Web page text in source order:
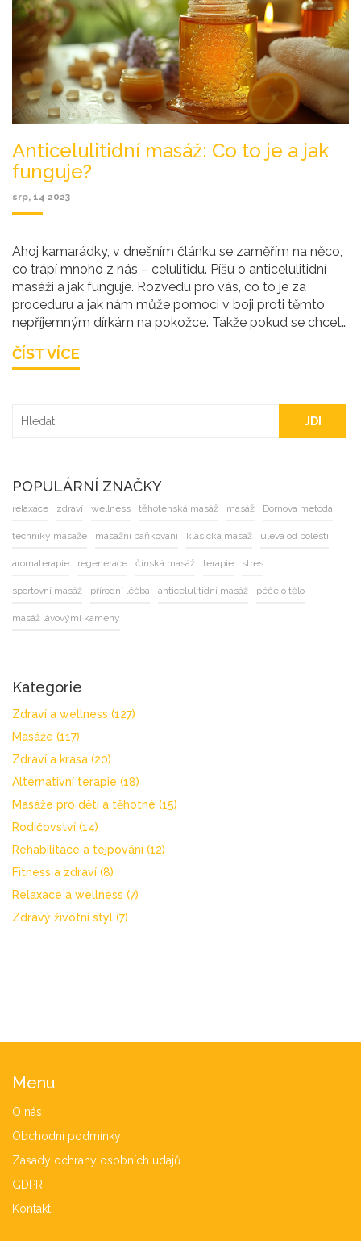
Anticelulitidní masáž: Co to je a jak
funguje?
srp, 14 2023
Ahoj kamarádky, v dnešním článku se zaměřím na něco,
co trápí mnoho z nás – celulitidu. Píšu o anticelulitidní
masáži a jak funguje. Rozvedu pro vás, co to je za
proceduru a jak nám může pomoci v boji proti těmto
nepříjemným dírkám na pokožce. Takže pokud se chcete
se mnou. Ráda s vámi tyto informace sdílím.
ČÍST VÍCE
JDI
POPULÁRNÍ ZNAČKY
relaxace zdraví wellness těhotenská masáž masáž Dornova metoda
techniky masáže masážní baňkování klasická masáž úleva od bolesti
aromaterapie regenerace čínská masáž terapie stres
sportovní masáž přírodní léčba anticelulitidní masáž péče o tělo
masáž lávovými kameny
Kategorie
Zdraví a wellness (127)
Masáže (117)
Zdraví a krása (20)
Alternativní terapie (18)
Masáže pro děti a těhotné (15)
Rodičovství (14)
Rehabilitace a tejpování (12)
Fitness a zdraví (8)
Relaxace a wellness (7)
Zdravý životní styl (7)
Menu
O nás
Obchodní podmínky
Zásady ochrany osobních údajů
GDPR
Kontakt